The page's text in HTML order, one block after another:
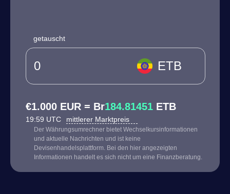
getauscht
ETB
€1.000 EUR = Br184.81451 ETB
19:59 UTC mittlerer Marktpreis
Der Währungsumrechner bietet Wechselkursinformationen
und aktuelle Nachrichten und ist keine
Devisenhandelsplattform. Bei den hier angezeigten
Informationen handelt es sich nicht um eine Finanzberatung.